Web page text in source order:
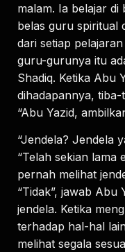
malam. Ia belajar di
belas guru spiritual
dari setiap
guru-gurunya itu
Shadiq. Ketika Abu
dihadapannya,
“Abu Yazid,
“Jendela? Jendela
“Telah sekian lama
pernah melihat
“Tidak”, jawab Abu
jendela. Ketika
terhadap hal-hal
melihat segala